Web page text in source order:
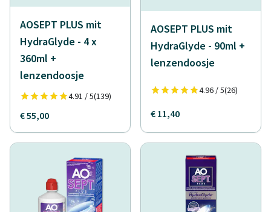
AOSEPT PLUS mit
HydraGlyde - 4 x
360ml +
lenzendoosje
4.91 / 5(139)
€ 55,00
AOSEPT PLUS mit
HydraGlyde - 90ml +
lenzendoosje
4.96 / 5(26)
€ 11,40